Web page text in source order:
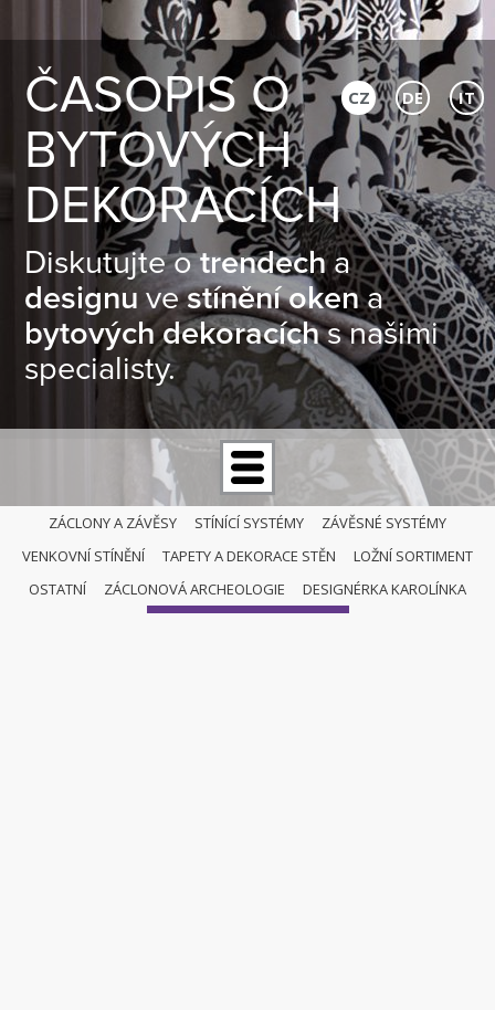
ČASOPIS O
BYTOVÝCH
DEKORACÍCH
Diskutujte otrendecha
designuvestínění okena
bytových dekoracíchs našimi
specialisty.
CZ DE IT
ZÁCLONY A ZÁVĚSY STÍNÍCÍ SYSTÉMY
ZÁVĚSNÉ SYSTÉMY
VENKOVNÍ STÍNĚNÍ
TAPETY A DEKORACE STĚN
LOŽNÍ SORTIMENT
OSTATNÍ
ZÁCLONOVÁ ARCHEOLOGIE DESIGNÉRKA KAROLÍNKA
ROLETY